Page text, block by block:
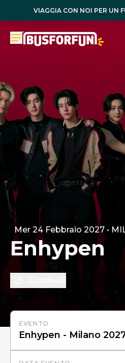
VIAGGIA CON NOI PER UN
Mer 24 Febbraio 2027 •
Enhypen
EVENTO